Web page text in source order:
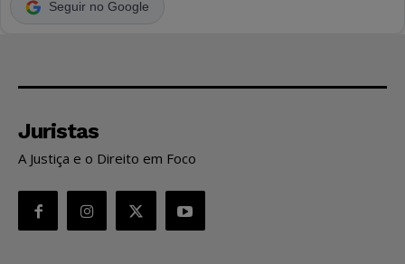
Seguir no Google
Juristas
A Justiça e o Direito em Foco